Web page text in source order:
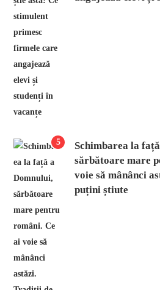
5
Schimbarea la
sărbătoare mare
voie să mânânci
puțini știute